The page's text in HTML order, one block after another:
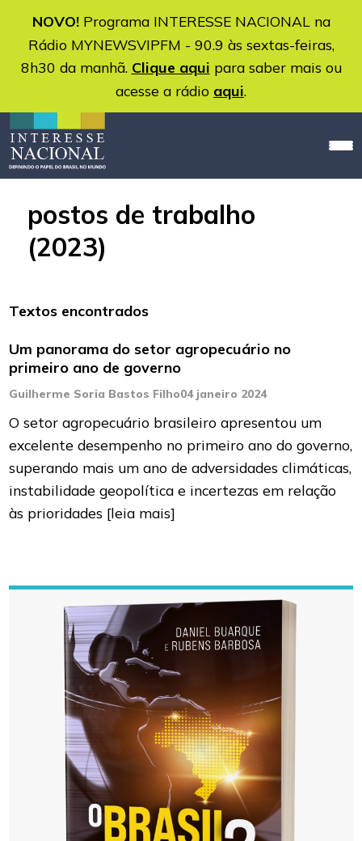
NOVO!Programa INTERESSE NACIONAL na
Rádio MYNEWSVIPFM - 90.9 às sextas-feiras,
8h30 da manhã. Clique aqui para saber mais ou
acesse a rádio aqui.
postos de trabalho
(2023)
Textos encontrados
Um panorama do setor agropecuário no
primeiro ano de governo
Guilherme Soria Bastos Filho04 janeiro 2024
O setor agropecuário brasileiro apresentou um
excelente desempenho no primeiro ano do governo,
superando mais um ano de adversidades climáticas,
instabilidade geopolítica e incertezas em relação
às prioridades [leia mais]